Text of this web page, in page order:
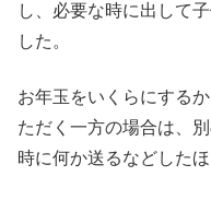
し、必要な時に出して
した。
お年玉をいくらにする
ただく一方の場合は、
時に何か送るなどした